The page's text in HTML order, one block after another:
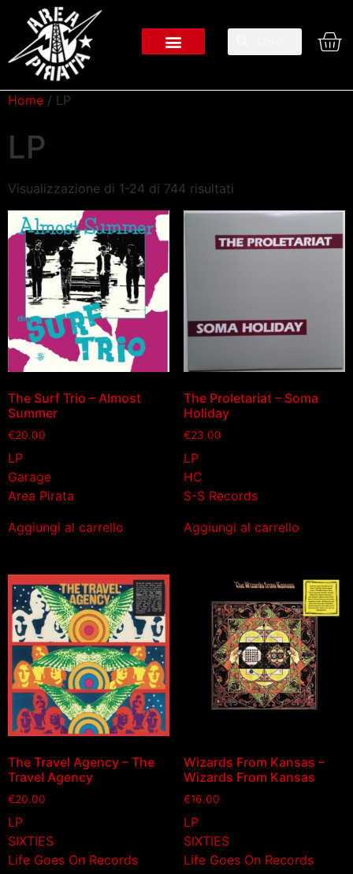
Home / LP
LP
Visualizzazione di 1-24 di 744 risultati
The Surf Trio – Almost
Summer
€20.00
LP
Garage
Area Pirata
Aggiungi al carrello
The Proletariat – Soma
Holiday
€23.00
LP
HC
S-S Records
Aggiungi al carrello
The Travel Agency – The
Travel Agency
€20.00
LP
SIXTIES
Life Goes On Records
Wizards From Kansas –
Wizards From Kansas
€16.00
LP
SIXTIES
Life Goes On Records